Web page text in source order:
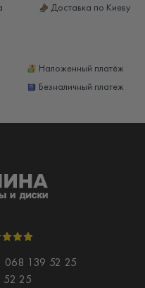
Доставка по Киеву
Наложенный платёж
Безналичный платеж
068 139 52 25
52 25